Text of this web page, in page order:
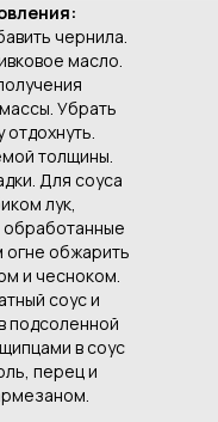
чернила.
масло.
Убрать
отдохнуть.
толщины.
Для соуса
лук,
обработанные
огне обжарить
и чесноком.
соус и
подсоленной
в соус
перец и